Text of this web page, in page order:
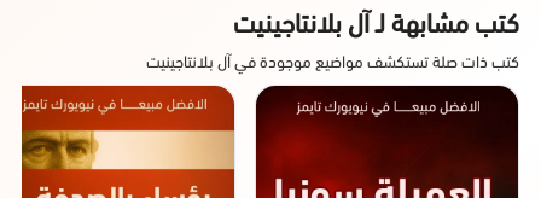
كتب مشابهة لـ آل بلانتاجينيت
كتب ذات صلة تستكشف مواضيع موجودة في آل بلانتاجينيت